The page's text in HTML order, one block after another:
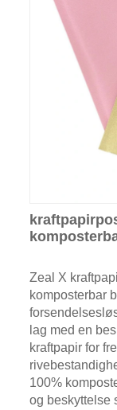
Zeal X
komposterbar
lag med en
kraftpapir for
100%
og beskyttelse